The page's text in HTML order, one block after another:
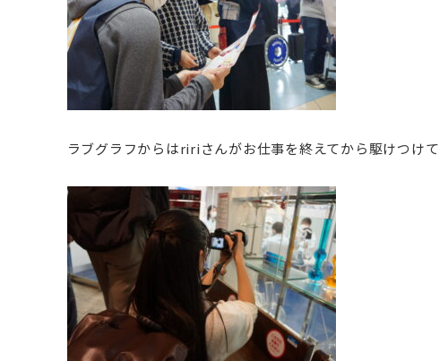
ラブグラフからはririさんがお仕事を終えてから駆けつけ